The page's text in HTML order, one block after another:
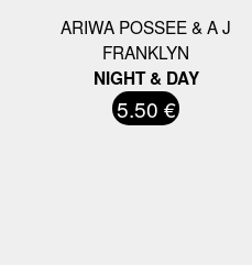
ARIWA POSSEE & A J
FRANKLYN
NIGHT & DAY
5.50 €